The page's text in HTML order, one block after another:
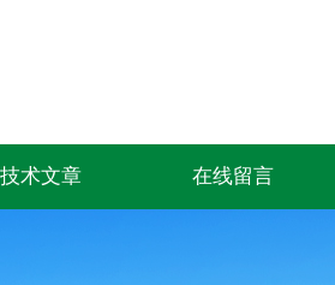
技术文章 在线留言